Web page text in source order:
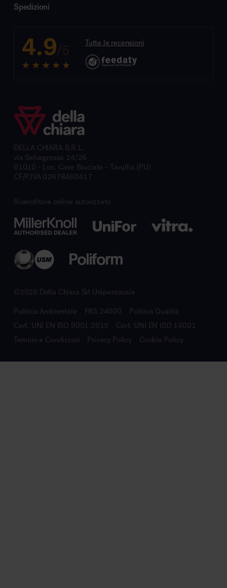
Spedizioni
4.9/5 Tutte le recensioni
DELLA CHIARA S.R.L.
via Selvagrossa 24/26
61010 - Loc. Case Bruciate - Tavullia (PU)
CF/P.IVA 02678460417
Rivenditore online autorizzato
©2026 Della Chiara Srl Unipersonale
Politica Ambientale PAS 24000
Politica Qualità
Cert. UNI EN ISO 9001:2015
Cert. UNI EN ISO 14001
Termini e Condizioni
Privacy Policy Cookie Policy